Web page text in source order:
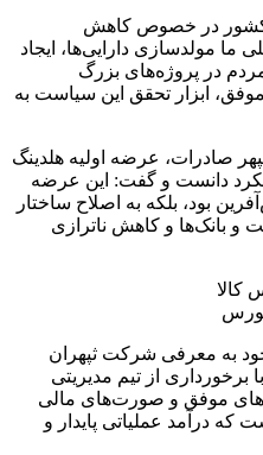
کشور در خصوص کاهش
ما مولدسازی دارایی‌ها، ایجاد
در پروژه‌های بزرگ
ابزار تحقق این سیاست به
صادرات، عرضه اولیه هلدینگ
دانست و گفت: این عرضه
بود، بلکه به اصلاح ساختار
و بانک‌ها و کاهش ناترازی
به معرفی شرکت ثپهران
از تیم مدیریتی
موفق و صورت‌های مالی
درآمد عملیاتی پایدار و